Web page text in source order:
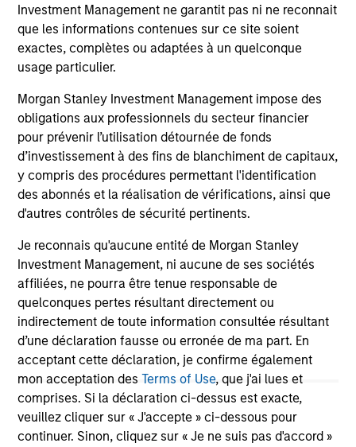
Investment Management ne garantit pas ni ne reconnait
que les informations contenues sur ce site soient
exactes, complètes ou adaptées à un quelconque
usage particulier.
Morgan Stanley Investment Management impose des
obligations aux professionnels du secteur financier
pour prévenir l’utilisation détournée de fonds
d’investissement à des fins de blanchiment de capitaux,
y compris des procédures permettant l'identification
des abonnés et la réalisation de vérifications, ainsi que
d'autres contrôles de sécurité pertinents.
Je reconnais qu'aucune entité de Morgan Stanley
Investment Management, ni aucune de ses sociétés
affiliées, ne pourra être tenue responsable de
quelconques pertes résultant directement ou
indirectement de toute information consultée résultant
d’une déclaration fausse ou erronée de ma part. En
acceptant cette déclaration, je confirme également
mon acceptation desTerms of Use, que j'ai lues et
comprises. Si la déclaration ci-dessus est exacte,
veuillez cliquer sur « J'accepte » ci-dessous pour
continuer. Sinon, cliquez sur « Je ne suis pas d'accord »
exploring the trends, market developments,
and investment considerations shaping the
asset class.
04-AUG-2026
May not represent all Team Members.
The information on this page is for informational
purposes only. The information contained herein does
not constitute and should not be construed as an
offering of advisory services or an offer to sell or a
solicitation of an offer to buy any securities in any
jurisdiction in which such offer or solicitation,
purchase or sale would be unlawful under the
securities, insurance or other laws of such jurisdiction.
All investing involves risks, including a loss of principal.